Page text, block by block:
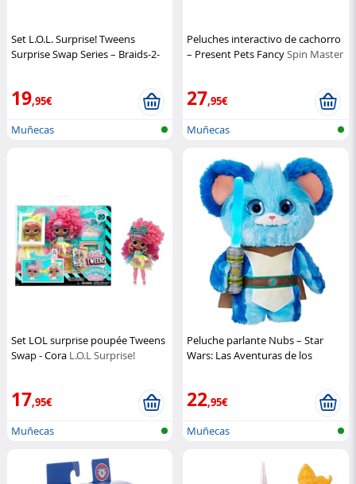
Set L.O.L. Surprise! Tweens
Surprise Swap Series – Braids-2-
19,95€
Muñecas
Peluches interactivo de cachorro
– Present Pets FancySpin Master
27,95€
Muñecas
Set LOL surprise poupée Tweens
Swap - Cora L.O.L Surprise!
17,95€
Muñecas
Peluche parlante Nubs – Star
Wars: Las Aventuras de los
22,95€
Muñecas